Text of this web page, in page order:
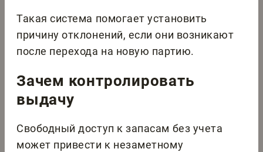
Такая система помогает установить
причину отклонений, если они возникают
после перехода на новую партию.
Зачем контролировать
выдачу
Свободный доступ к запасам без учета
может привести к незаметному